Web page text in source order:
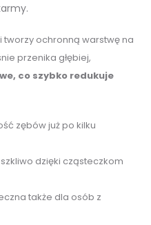
tworzy ochronną warstwę na
przenika głębiej,
co szybko redukuje
zębów już po kilku
dzięki cząsteczkom
także dla osób z